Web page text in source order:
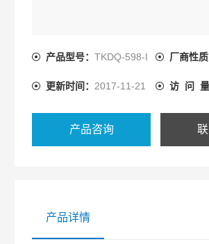
产品型号：TKDQ-598-I 厂商性质
更新时间： 2017-11-21 访 问 量
产品咨询
产品详情